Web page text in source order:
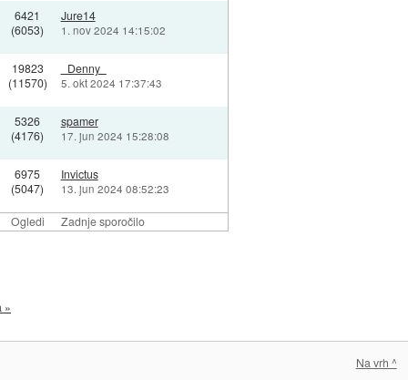
Ogledi Zadnje sporočilo
6421
(6053)
Jure14
1. nov 2024 14:15:02
19823
(11570)
_Denny_
5. okt 2024 17:37:43
5326
(4176)
spamer
17. jun 2024 15:28:08
6975
(5047)
Invictus
13. jun 2024 08:52:23
»
Na vrh ^